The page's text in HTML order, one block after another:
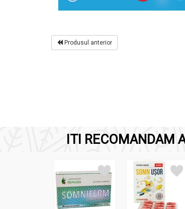
Produsul anterior
ITI RECOMANDAM